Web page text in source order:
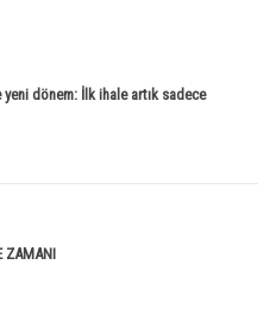
dönem: İlk ihale artık sadece
ZAMANI